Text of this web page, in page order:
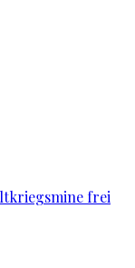
frei